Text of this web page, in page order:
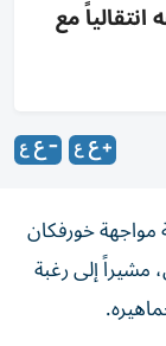
مع
مواجهة خورفكان
مشيراً إلى رغبة